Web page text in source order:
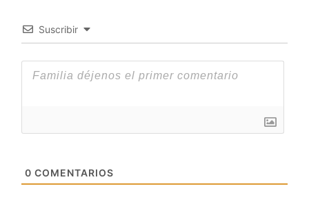
Suscribir
0 COMENTARIOS